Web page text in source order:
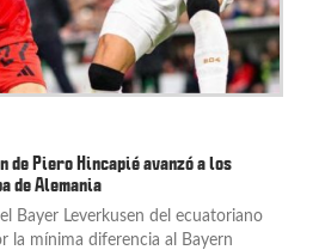
de Piero Hincapié avanzó a los
de Alemania
Bayer Leverkusen del ecuatoriano
la mínima diferencia al Bayern